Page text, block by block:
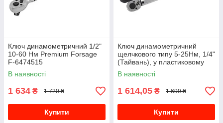
Ключ динамометричний 1/2"
10-60 Нм Premium Forsage
F-6474515
В наявності
1 634 ₴ 1 720 ₴
Купити
Ключ динамометричний
щелчкового типу 5-25Нм, 1/4"
(Тайвань), у пластиковому
футлярі Forsage F-6472270
В наявності
1 614,05 ₴ 1 699 ₴
Купити